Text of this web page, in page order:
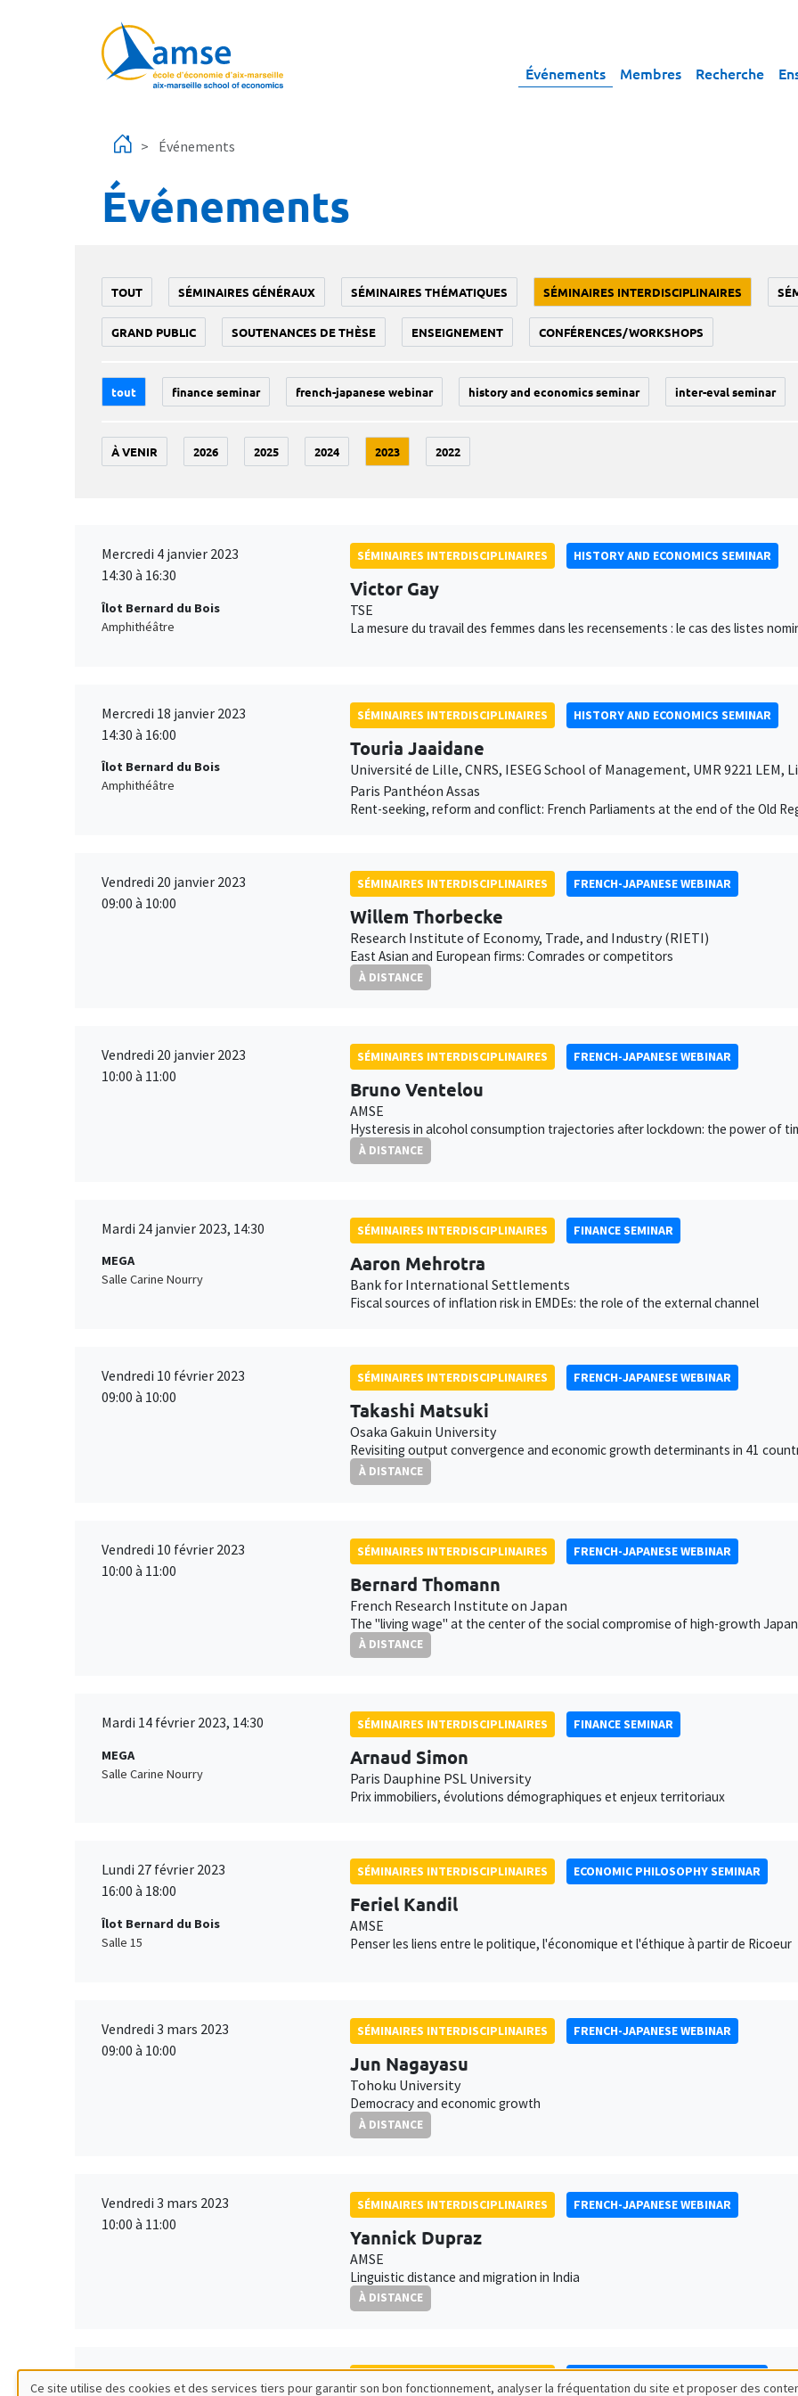
Événements Membres Recherche
Événements
Événements
TOUT SÉMINAIRES GÉNÉRAUX SÉMINAIRES THÉMATIQUES SÉMINAIRES INTERDISCIPLINAIRES
GRAND PUBLIC SOUTENANCES DE THÈSE ENSEIGNEMENT CONFÉRENCES/WORKSHOPS
tout finance seminar french-japanese webinar history and economics seminar inter-eval seminar
À VENIR 2026 2025 2024 2023 2022
Mercredi 4 janvier 2023
14:30 à 16:30
Îlot Bernard du Bois
Amphithéâtre
SÉMINAIRES INTERDISCIPLINAIRES HISTORY AND ECONOMICS SEMINAR
Victor Gay
TSE
La mesure du travail des femmes dans les recensements : le cas des listes
Mercredi 18 janvier 2023
14:30 à 16:00
Îlot Bernard du Bois
Amphithéâtre
SÉMINAIRES INTERDISCIPLINAIRES HISTORY AND ECONOMICS SEMINAR
Touria Jaaidane
Université de Lille, CNRS, IESEG School of Management, UMR 9221
Paris Panthéon Assas
Rent-seeking, reform and conflict: French Parliaments at the end of the Old
Vendredi 20 janvier 2023
09:00 à 10:00
SÉMINAIRES INTERDISCIPLINAIRES FRENCH-JAPANESE WEBINAR
Willem Thorbecke
Research Institute of Economy, Trade, and Industry (RIETI)
East Asian and European firms: Comrades or competitors
À DISTANCE
Vendredi 20 janvier 2023
10:00 à 11:00
SÉMINAIRES INTERDISCIPLINAIRES FRENCH-JAPANESE WEBINAR
Bruno Ventelou
AMSE
Hysteresis in alcohol consumption trajectories after lockdown: the power of
À DISTANCE
Mardi 24 janvier 2023, 14:30
MEGA
Salle Carine Nourry
SÉMINAIRES INTERDISCIPLINAIRES FINANCE SEMINAR
Aaron Mehrotra
Bank for International Settlements
Fiscal sources of inflation risk in EMDEs: the role of the external channel
Vendredi 10 février 2023
09:00 à 10:00
SÉMINAIRES INTERDISCIPLINAIRES FRENCH-JAPANESE WEBINAR
Takashi Matsuki
Osaka Gakuin University
Revisiting output convergence and economic growth determinants in 41
À DISTANCE
Vendredi 10 février 2023
10:00 à 11:00
SÉMINAIRES INTERDISCIPLINAIRES FRENCH-JAPANESE WEBINAR
Bernard Thomann
French Research Institute on Japan
The "living wage" at the center of the social compromise of high-growth
À DISTANCE
Mardi 14 février 2023, 14:30
MEGA
Salle Carine Nourry
SÉMINAIRES INTERDISCIPLINAIRES FINANCE SEMINAR
Arnaud Simon
Paris Dauphine PSL University
Prix immobiliers, évolutions démographiques et enjeux territoriaux
Lundi 27 février 2023
16:00 à 18:00
Îlot Bernard du Bois
Salle 15
SÉMINAIRES INTERDISCIPLINAIRES ECONOMIC PHILOSOPHY SEMINAR
Feriel Kandil
AMSE
Penser les liens entre le politique, l'économique et l'éthique à partir de Ricoeur
Vendredi 3 mars 2023
09:00 à 10:00
SÉMINAIRES INTERDISCIPLINAIRES FRENCH-JAPANESE WEBINAR
Jun Nagayasu
Tohoku University
Democracy and economic growth
À DISTANCE
Vendredi 3 mars 2023
10:00 à 11:00
SÉMINAIRES INTERDISCIPLINAIRES FRENCH-JAPANESE WEBINAR
Yannick Dupraz
AMSE
Linguistic distance and migration in India
À DISTANCE
Lundi 20 mars 2023
Ce site utilise des cookies et des services tiers pour garantir son bon fonctionnement, analyser la fréquentation du site et proposer des